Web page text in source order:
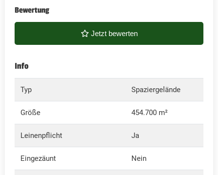
Bewertung
Jetzt bewerten
Info
Typ Spaziergelände
Größe 454.700 m²
Leinenpflicht Ja
Eingezäunt Nein